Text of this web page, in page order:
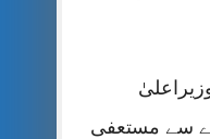
سے مستعفی